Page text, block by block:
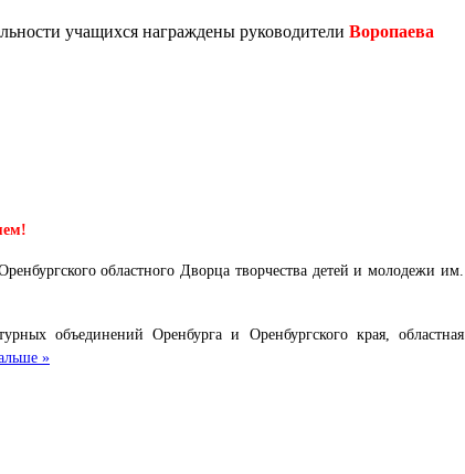
учащихся награждены руководители Воропаева
областного Дворца творчества детей и молодежи им.
объединений Оренбурга и Оренбургского края, областная
»